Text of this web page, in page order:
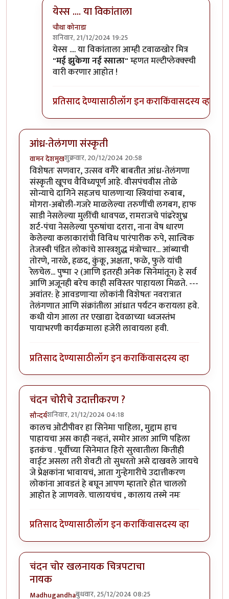
येस्स .... या विकांताला
चौथा कोनाडा
शनिवार, 21/12/2024 19:25
In reply to#मी_पणbyवामन देशमुख
येस्स .... या विकांताला आम्ही टवाळखोर मित्र
"मई झुकेगा नई स्साला"म्हणत मल्टीप्लेक्क्स्ची
वारी करणार आहोत !
प्रतिसाद देण्यासाठीलॉग इन कराकिंवासदस्य व्हा
आंध्र-तेलंगणा संस्कृती
वामन देशमुखशुक्रवार, 20/12/2024 20:58
विशेषतः सणवार, उत्सव वगैरे बाबतीत आंध्र-तेलंगणा
संस्कृती खूपच वैविध्यपूर्ण आहे. वीसपंचवीस तोळे
सोन्याचे दागिने सहजच घालणाऱ्या स्त्रियांचा रुबाब,
मोगरा-अबोली-गजरे माळलेल्या तरुणींची लगबग, हाफ
साडी नेसलेल्या मुलींची धावपळ, रामराजचे पांढरेशुभ्र
शर्ट-पंचा नेसलेल्या पुरुषांचा दरारा, नाना वेष धारण
केलेल्या कलाकारांची विविध पारंपारीक रुपे, सात्विक
तेजस्वी पंडित लोकांचे शास्त्रशुद्ध मंत्रोच्चार... आंब्याची
तोरणे, नारळे, हळद, कुंकू, अक्षता, फळे, फुले यांची
रेलचेल... पुष्पा २ (आणि इतरही अनेक सिनेमांतून) हे सर्व
आणि अजूनही बरेच काही सविस्तर पाहायला मिळते. ---
अवांतर: हे आवडणाऱ्या लोकांनी विशेषतः नवरात्रात
तेलंगणात आणि संक्रांतीला आंध्रात पर्यटन करायला हवे.
कधी योग आला तर एखाद्या देवळाच्या ध्वजस्तंभ
पायाभरणी कार्यक्रमाला हजेरी लावायला हवी.
प्रतिसाद देण्यासाठीलॉग इन कराकिंवासदस्य व्हा
चंदन चोरीचे उदात्तीकरण ?
सौन्दर्यशनिवार, 21/12/2024 04:18
कालच ओटीपीवर हा सिनेमा पाहिला, मुद्दाम हाच
पाहायचा अस काही नव्हतं, समोर आला आणि पहिला
इतकंच . पूर्वीच्या सिनेमात हिरो सुरवातीला कितीही
वाईट असला तरी शेवटी तो सुधरतो असे दाखवले जायचे
जे प्रेक्षकांना भावायचं, आता गुन्हेगारीचे उदात्तीकरण
लोकांना आवडतं हे बघून आपण म्हातारे होत चाललो
आहोत हे जाणवले. चालायचंच , कालाय तस्मे नमः
प्रतिसाद देण्यासाठीलॉग इन कराकिंवासदस्य व्हा
चंदन चोर खलनायक चित्रपटाचा
नायक
Madhugandhaबुधवार, 25/12/2024 08:25